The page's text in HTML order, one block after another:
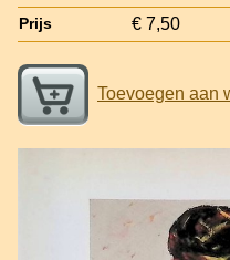
Prijs € 7,50
Toevoegen aan